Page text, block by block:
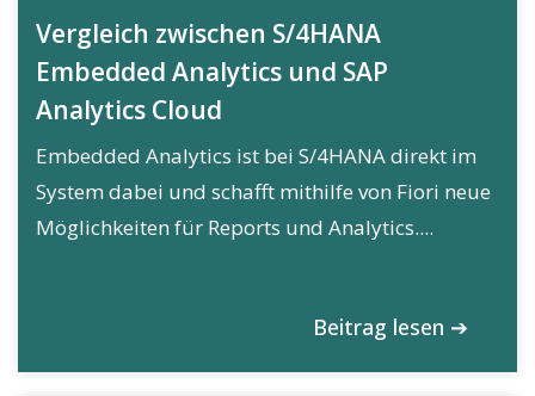
Vergleich zwischen S/4HANA
Embedded Analytics und SAP
Analytics Cloud
Embedded Analytics ist bei S/4HANA direkt im
System dabei und schafft mithilfe von Fiori neue
Möglichkeiten für Reports und Analytics....
Beitrag lesen ➔